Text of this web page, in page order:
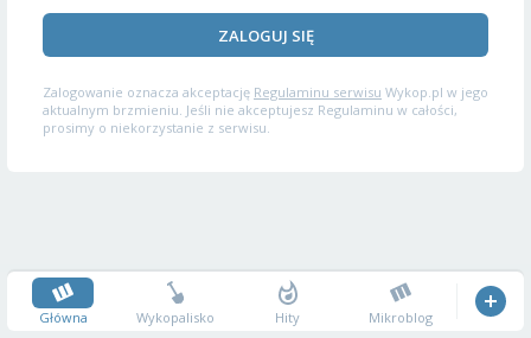
ZALOGUJ SIĘ
Zalogowanie oznacza akceptację Regulaminu serwisu Wykop.pl w jego
aktualnym brzmieniu. Jeśli nie akceptujesz Regulaminu w całości,
prosimy o niekorzystanie z serwisu.
Główna Wykopalisko Hity Mikroblog